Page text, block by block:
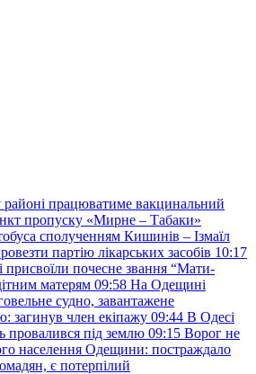
районі працюватиме вакцинальний
пропуску «Мирне – Табаки»
сполученням Кишинів – Ізмаїл
партію лікарських засобів 10:17
присвоїли почесне звання “Мати-
матерям 09:58 На Одещині
судно, завантажене
загинув член екіпажу 09:44 В Одесі
провалився під землю 09:15 Ворог не
населення Одещини: постраждало
є потерпілий